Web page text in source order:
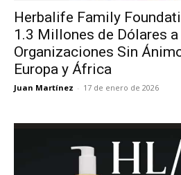
Herbalife Family
1.3 Millones de Dólares a
Organizaciones Sin
Europa y África
Juan Martínez - 17 de enero de 2026